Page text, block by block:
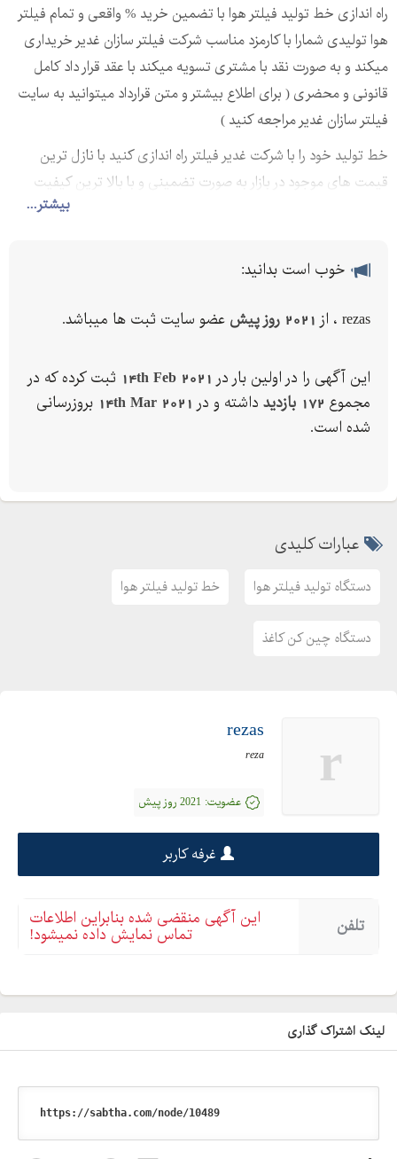
بیشتر...
راه اندازی خط تولید فیلتر هوا با تضمین خرید % واقعی و تمام فیلتر
هوا تولیدی شمارا با کارمزد مناسب شرکت فیلتر سازان غدیر خریداری
میکند و به صورت نقد با مشتری تسویه میکند با عقد قرار داد کامل
قانونی و محضری ( برای اطلاع بیشتر و متن قرارداد میتوانید به سایت
فیلتر سازان غدیر مراجعه کنید )
خط تولید خود را با شرکت غدیر فیلتر راه اندازی کنید با نازل ترین
قیمت های موجود در بازار به صورت تضمینی و با بالا ترین کیفیت
دستگاه تولید فیلتر هوا و مواد اولیه و دستگاه چین کن کاغذ و ....
فیلتر هوا میتوانید به سایت فیلتر سازان غدیر مراجعه کنید.
اگر شما کار خود را شروع کردید به صورت جدی شرکت فیلتر سازان غدیر
همراه شما خواهد بود و قول در امد از تا ... به شما میدهد
فقط کافیست دست به کار شوید و اراده خود را جذب کنید برای راه
اندازی خط تولید فیلتر هوا تا به در امد بالا برسید.
مشاوره : سازور
خوب است بدانید:
rezas ، از 2021 روز پیش عضو سایت ثبت ها میباشد.
این آگهی را در اولین بار در 14th Feb 2021 ثبت کرده که در
مجموع 172 بازدید داشته و در 14th Mar 2021 بروزرسانی
شده است.
عبارات کلیدی
دستگاه تولید فیلتر هوا خط تولید فیلتر هوا
دستگاه چین کن کاغذ
r
rezas
reza
عضویت: 2021 روز پیش
غرفه کاربر
تلفن این آگهی منقضی شده بنابراین اطلاعات
تماس نمایش داده نمیشود!
لینک اشتراک گذاری